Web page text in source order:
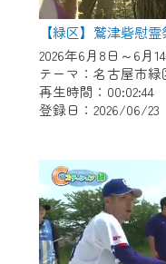
【緑区】鷲津砦慰霊
2026年6月8日～6月
テーマ：名古屋市
再生時間：00:02:44
登録日：2026/06/23